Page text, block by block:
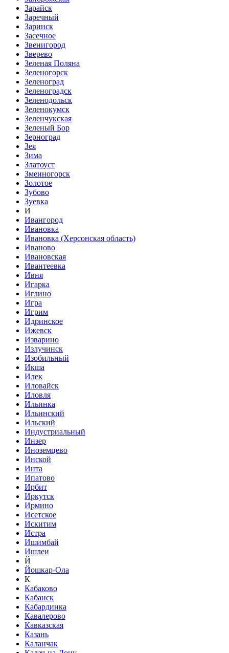
Зарайск
Заречный
Заринск
Засечное
Звенигород
Зверево
Зеленая Поляна
Зеленогорск
Зеленоград
Зеленоградск
Зеленодольск
Зеленокумск
Зеленчукская
Зеленый Бор
Зерноград
Зея
Зима
Златоуст
Змеиногорск
Золотое
Зубово
Зуевка
И
Ивангород
Ивановка
Ивановка (Херсонская область)
Иваново
Ивановская
Ивантеевка
Ивня
Игарка
Иглино
Игра
Игрим
Идринское
Ижевск
Изварино
Излучинск
Изобильный
Икша
Илек
Иловайск
Иловля
Ильинка
Ильинский
Ильский
Индустриальный
Инзер
Иноземцево
Инской
Инта
Ипатово
Ирбит
Иркутск
Ирмино
Исетское
Искитим
Истра
Ишимбай
Ишлеи
Й
Йошкар-Ола
К
Кабаково
Кабанск
Кабардинка
Кавалерово
Кавказская
Казань
Каланчак